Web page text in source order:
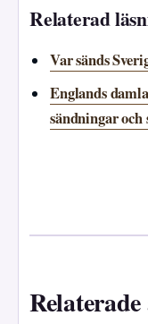
Relaterad
Var sänds
Englands
sändningar